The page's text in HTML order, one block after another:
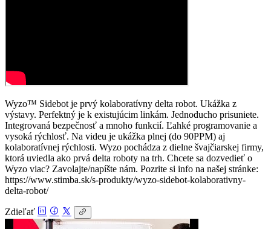
Wyzo™ Sidebot je prvý kolaboratívny delta robot. Ukážka z
výstavy. Perfektný je k existujúcim linkám. Jednoducho prisuniete.
Integrovaná bezpečnosť a mnoho funkcií. Ľahké programovanie a
vysoká rýchlosť. Na videu je ukážka plnej (do 90PPM) aj
kolaboratívnej rýchlosti. Wyzo pochádza z dielne švajčiarskej firmy,
ktorá uviedla ako prvá delta roboty na trh. Chcete sa dozvedieť o
Wyzo viac? Zavolajte/napíšte nám. Pozrite si info na našej stránke:
https://www.stimba.sk/s-produkty/wyzo-sidebot-kolaborativny-
delta-robot/
Zdieľať